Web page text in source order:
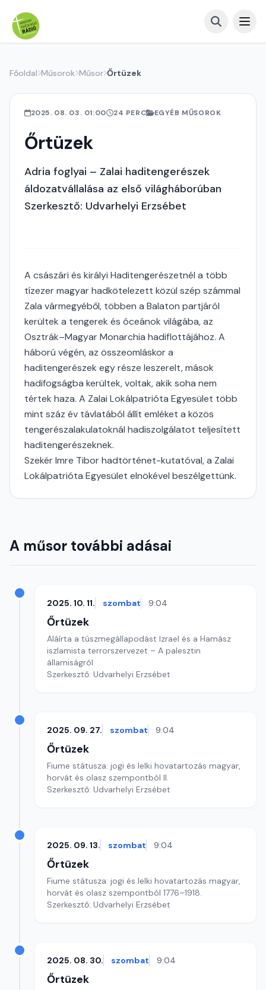
Főoldal Műsorok Műsor Őrtüzek
2025. 08. 03. 01:00 24 PERC EGYÉB MŰSOROK
Őrtüzek
Adria foglyai – Zalai haditengerészek
áldozatvállalása az első világháborúban
Szerkesztő: Udvarhelyi Erzsébet
A császári és királyi Haditengerészetnél a több
tízezer magyar hadkötelezett közül szép számmal
Zala vármegyéből, többen a Balaton partjáról
kerültek a tengerek és óceánok világába, az
Osztrák–Magyar Monarchia hadiflottájához. A
háború végén, az összeomláskor a
haditengerészek egy része leszerelt, mások
hadifogságba kerültek, voltak, akik soha nem
tértek haza. A Zalai Lokálpatrióta Egyesület több
mint száz év távlatából állít emléket a közös
tengerészalakulatoknál hadiszolgálatot teljesített
haditengerészeknek.
Szekér Imre Tibor hadtörténet-kutatóval, a Zalai
Lokálpatrióta Egyesület elnökével beszélgettünk.
A műsor további adásai
2025. 10. 11. szombat 9:04
Őrtüzek
Aláírta a túszmegállapodást Izrael és a Hamász
iszlamista terrorszervezet – A palesztin
államiságról
Szerkesztő: Udvarhelyi Erzsébet
2025. 09. 27. szombat 9:04
Őrtüzek
Fiume státusza: jogi és lelki hovatartozás magyar,
horvát és olasz szempontból II.
Szerkesztő: Udvarhelyi Erzsébet
2025. 09. 13. szombat 9:04
Őrtüzek
Fiume státusza: jogi és lelki hovatartozás magyar,
horvát és olasz szempontból 1776–1918.
Szerkesztő: Udvarhelyi Erzsébet
2025. 08. 30. szombat 9:04
Őrtüzek